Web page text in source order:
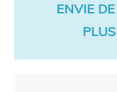
ENVIE